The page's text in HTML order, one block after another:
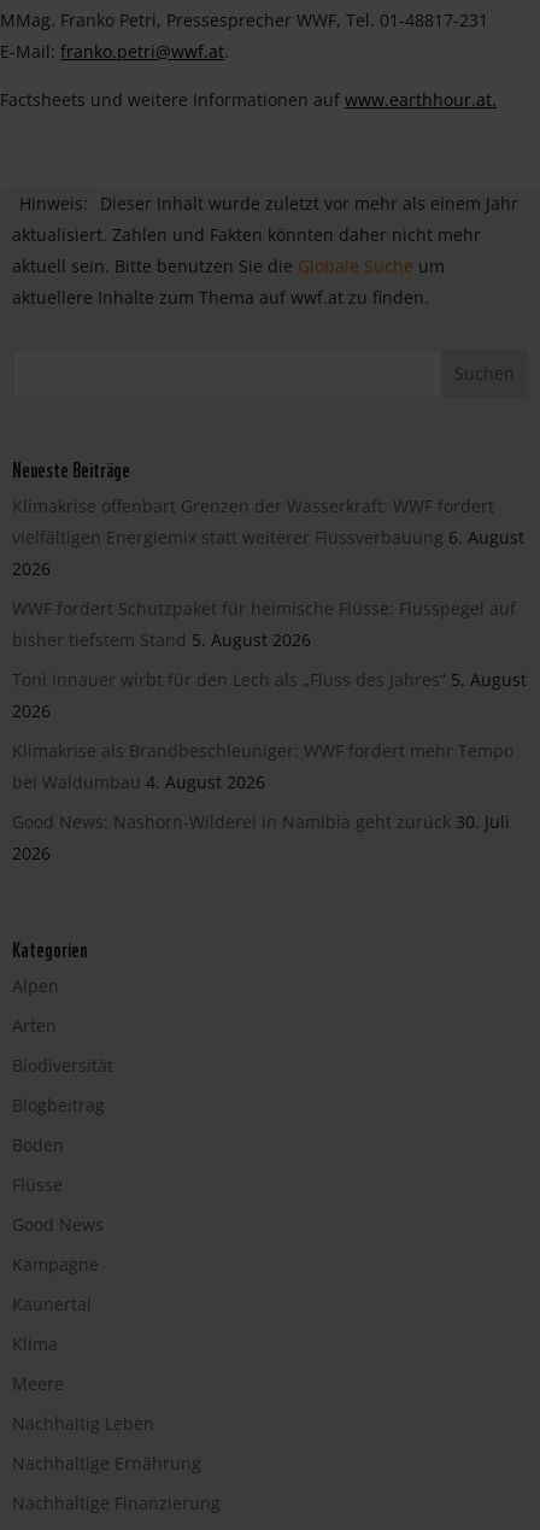
MMag. Franko Petri, Pressesprecher WWF, Tel. 01-48817-231
E-Mail: franko.petri@wwf.at.
Factsheets und weitere Informationen auf www.earthhour.at.
Hinweis:
Dieser Inhalt wurde zuletzt vor mehr als einem Jahr
aktualisiert. Zahlen und Fakten könnten daher nicht mehr
aktuell sein. Bitte benutzen Sie die Globale Suche um
aktuellere Inhalte zum Thema auf wwf.at zu finden.
Neueste Beiträge
Klimakrise offenbart Grenzen der Wasserkraft: WWF fordert
vielfältigen Energiemix statt weiterer Flussverbauung 6. August
2026
WWF fordert Schutzpaket für heimische Flüsse: Flusspegel auf
bisher tiefstem Stand 5. August 2026
Toni Innauer wirbt für den Lech als „Fluss des Jahres“ 5. August
2026
Klimakrise als Brandbeschleuniger: WWF fordert mehr Tempo
bei Waldumbau 4. August 2026
Good News: Nashorn-Wilderei in Namibia geht zurück 30. Juli
2026
Kategorien
Alpen
Arten
Biodiversität
Blogbeitrag
Boden
Flüsse
Good News
Kampagne
Kaunertal
Klima
Meere
Nachhaltig Leben
Nachhaltige Ernährung
Nachhaltige Finanzierung